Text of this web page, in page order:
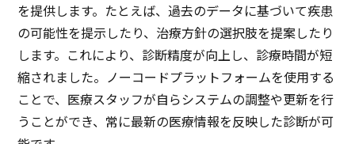
を提供します。たとえば、過去のデータに基づいて疾患
の可能性を提示したり、治療方針の選択肢を提案したり
します。これにより、診断精度が向上し、診療時間が短
縮されました。ノーコードプラットフォームを使用する
ことで、医療スタッフが自らシステムの調整や更新を行
うことができ、常に最新の医療情報を反映した診断が可